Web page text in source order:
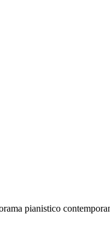
pianistico